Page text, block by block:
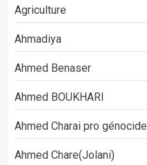
Agriculture
Ahmadiya
Ahmed Benaser
Ahmed BOUKHARI
Ahmed Charai pro génocide
Ahmed Chare(Jolani)